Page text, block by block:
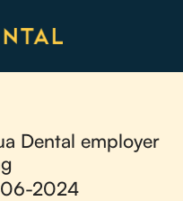
Dental employer
2024